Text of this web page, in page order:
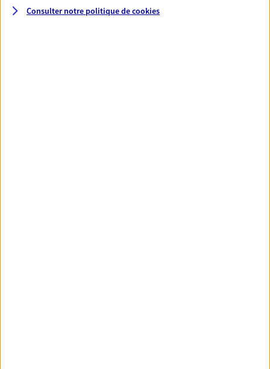
DEMANDER UN DEVIS
Consulter notre politique decookies